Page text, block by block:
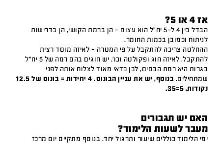
אז 4 או 5?
הבדל בין 4 ל-5 יח"ל הוא עצום – הן ברמת הקושי, הן בדרישות
לניתוח וכמובן בכמות החומר.
ההחלטה צריכה להתקבל על פי המטרה – לאיזה מוסד רצית
להתקבל, לאיזה חוג ופקולטה וכו'. יש חוגים בהם רמה של 5 יח"ל
בגרות היא רמת הבסיס, לכן כדאי מאוד לצלוח אותה לפני
שמתחילים.
בנוסף, יש את עניין הבונוס. 4 יחידות = בונוס של 12.5
נקודות, 5=35.
האם יש תגבורים
מעבר לשעות הלימוד?
ימי הלימוד כוללים שיעור ותרגול יחד. בנוסף מתקיים יום מרכז